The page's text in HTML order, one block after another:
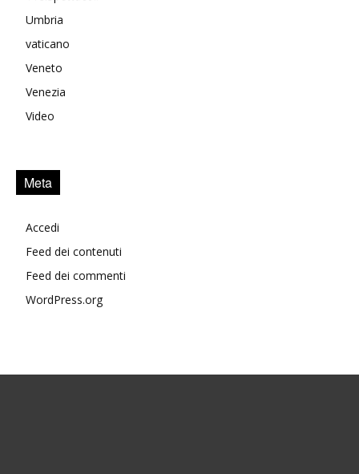
Umbria
vaticano
Veneto
Venezia
Video
Meta
Accedi
Feed dei contenuti
Feed dei commenti
WordPress.org